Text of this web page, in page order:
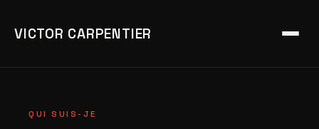
VICTOR CARPENTIER
QUI SUIS-JE